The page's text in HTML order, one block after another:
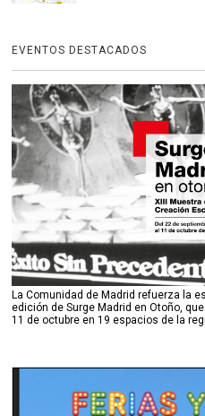
EVENTOS DESTACADOS
La Comunidad de Madrid refuerza la
edición de Surge Madrid en Otoño,
11 de octubre en 19 espacios de la